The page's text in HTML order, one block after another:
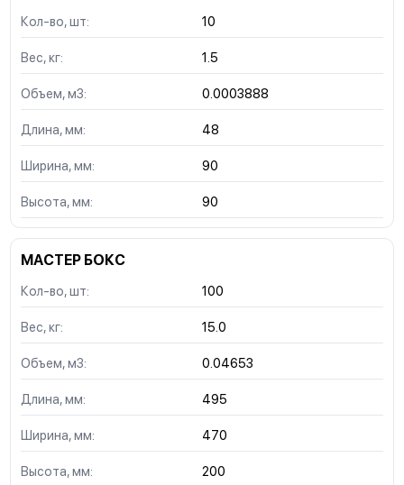
Кол-во, шт: 10
Вес, кг: 1.5
Объем, м3: 0.0003888
Длина, мм: 48
Ширина, мм: 90
Высота, мм: 90
МАСТЕР БОКС
Кол-во, шт: 100
Вес, кг: 15.0
Объем, м3: 0.04653
Длина, мм: 495
Ширина, мм: 470
Высота, мм: 200